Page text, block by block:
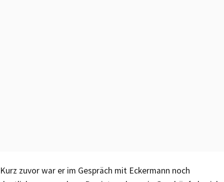
Kurz zuvor war er im Gespräch mit Eckermann noch